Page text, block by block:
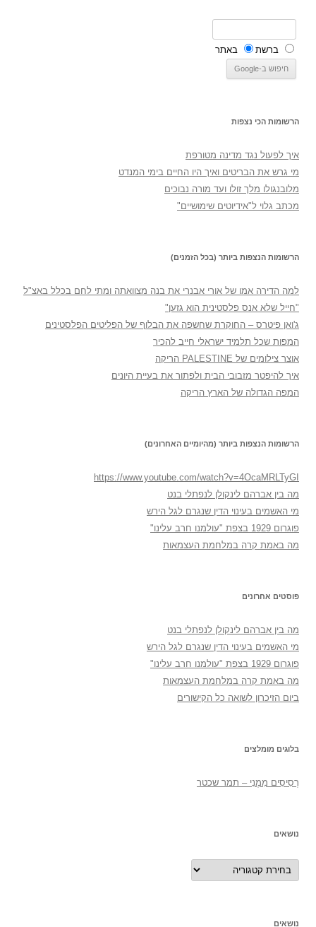
ברשת באתר
הרשומות הכי נצפות
איך לפעול נגד מדינה מטורפת
מי גרש את הבריטים ואיך היו החיים בימי המנדט
מלובנגולו מלך זולו ועד מורה נבוכים
מכתב גלוי ל"אידיוטים שימושיים"
הרשומות הנצפות ביותר (בכל הזמנים)
למה הדירה אמו של אורי אבנרי את בנה מצוואתה ומתי לחם בכלל באצ"ל
"חייל שלא אנס פלסטינית הוא גזען"
ג'ואן פיטרס – החוקרת שחשפה את הבלוף של הפליטים הפלסטינים
המפות שכל תלמיד ישראלי חייב להכיר
אוצר צילומים של PALESTINE הריקה
איך להיפטר מזבובי הבית ולפתור את בעיית היונים
המפה הגדולה של הארץ הריקה
הרשומות הנצפות ביותר (מהיומיים האחרונים)
https://www.youtube.com/watch?v=4OcaMRLTyGI
מה בין אברהם לינקולן לנפתלי בנט
מי האשמים בעינוי הדין שנגרם לגל הירש
פוגרום 1929 בצפת "עולמנו חרב עלינו"
מה באמת קרה במלחמת העצמאות
פוסטים אחרונים
מה בין אברהם לינקולן לנפתלי בנט
מי האשמים בעינוי הדין שנגרם לגל הירש
פוגרום 1929 בצפת "עולמנו חרב עלינו"
מה באמת קרה במלחמת העצמאות
ביום הזיכרון לשואה כל הקישורים
בלוגים מומלצים
רְסִיסִים מִמֶנִי – תמר שכטר
נושאים
נושאים
נושאים